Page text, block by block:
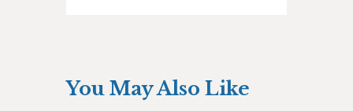
You May Also Like